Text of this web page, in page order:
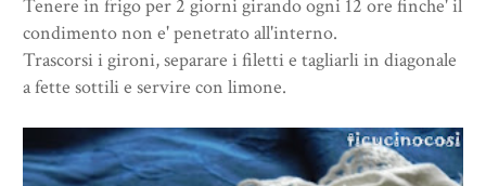
Tenere in frigo per 2 giorni girando ogni 12 ore finche' il
condimento non e' penetrato all'interno.
Trascorsi i gironi, separare i filetti e tagliarli in diagonale
a fette sottili e servire con limone.